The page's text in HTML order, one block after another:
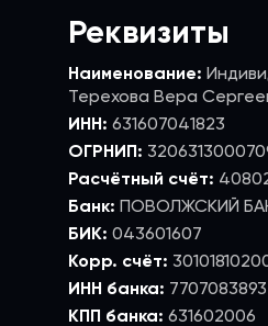
Реквизиты
Наименование:
Терехова Вера
ИНН: 631607041823
ОГРНИП:
Расчётный счёт:
Банк: ПОВОЛЖСКИЙ
БИК: 043601607
Корр. счёт:
ИНН банка: 7707083893
КПП банка: 631602006